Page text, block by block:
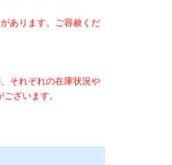
あります。ご容赦くだ
それぞれの在庫状況や
ざいます。